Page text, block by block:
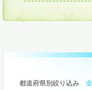
都道府県別絞り込み